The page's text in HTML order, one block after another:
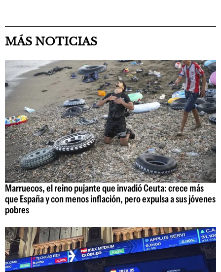
MÁS NOTICIAS
Marruecos, el reino pujante que invadió Ceuta: crece más
que España y con menos inflación, pero expulsa a sus jóvenes
pobres